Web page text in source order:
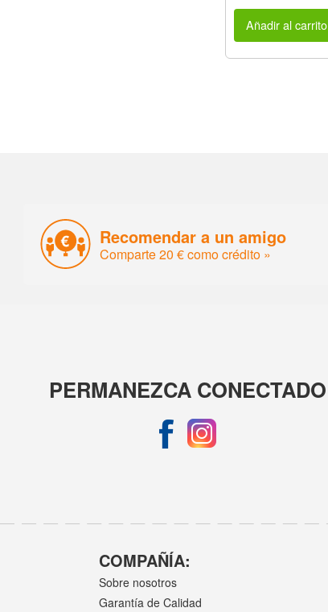
Añadir al carrito
Recomendar a un amigo
Comparte 20 € como crédito »
PERMANEZCA CONECTADO
COMPAÑÍA:
Sobre nosotros
Garantía de Calidad